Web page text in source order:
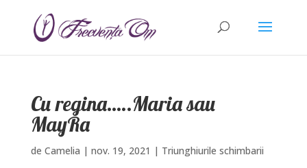
Cu regina…..Maria sau
MayRa
de Camelia | nov. 19, 2021 | Triunghiurile schimbarii